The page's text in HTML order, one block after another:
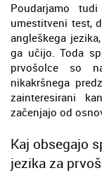
Poudarjamo
umestitveni test,
angleškega
ga učijo. Toda
prvošolce so
nikakršnega
zainteresirani
začenjajo od
Kaj obsegajo
jezika za